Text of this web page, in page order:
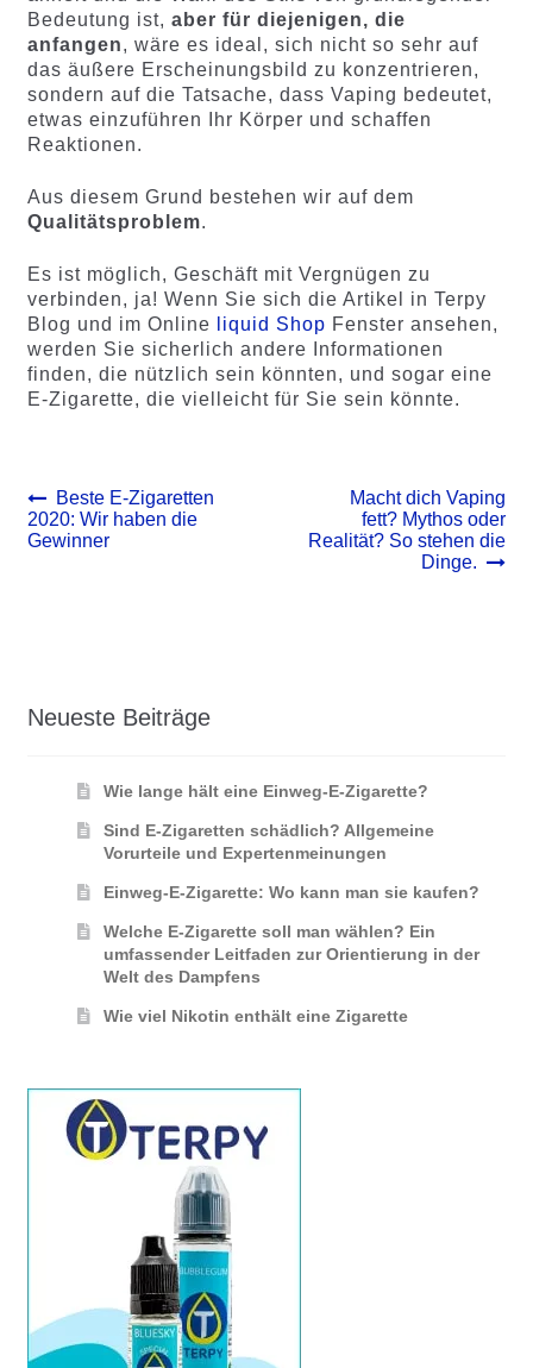
Bedeutung ist, aber für diejenigen, die
anfangen, wäre es ideal, sich nicht so sehr auf
das äußere Erscheinungsbild zu konzentrieren,
sondern auf die Tatsache, dass Vaping bedeutet,
etwas einzuführen Ihr Körper und schaffen
Reaktionen.
Aus diesem Grund bestehen wir auf dem
Qualitätsproblem.
Es ist möglich, Geschäft mit Vergnügen zu
verbinden, ja! Wenn Sie sich die Artikel in Terpy
Blog und im Online
liquid Shop Fenster ansehen,
werden Sie sicherlich andere Informationen
finden, die nützlich sein könnten, und sogar eine
E-Zigarette, die vielleicht für Sie sein könnte.
Beitrags-
Navigation
Vorheriger
Beitrag:
Beste E-Zigaretten
2020: Wir haben die
Gewinner
Nächster
Beitrag:
Macht dich Vaping
fett? Mythos oder
Realität? So stehen die
Dinge.
Neueste Beiträge
Wie lange hält eine Einweg-E-Zigarette?
Sind E-Zigaretten schädlich? Allgemeine
Vorurteile und Expertenmeinungen
Einweg-E-Zigarette: Wo kann man sie kaufen?
Welche E-Zigarette soll man wählen? Ein
umfassender Leitfaden zur Orientierung in der
Welt des Dampfens
Wie viel Nikotin enthält eine Zigarette